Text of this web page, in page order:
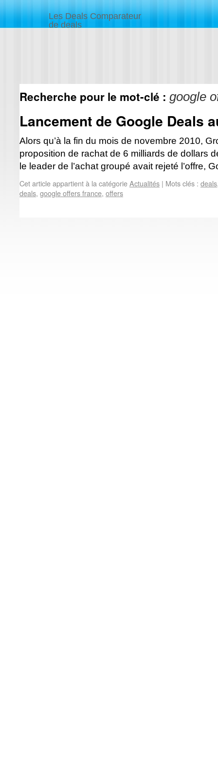
Les Deals Comparateur
de deals
Recherche pour le mot-clé : google
Lancement de Google Deals
Alors qu’à la fin du mois de novembre 2010,
proposition de rachat de 6 milliards de dollars
le leader de l’achat groupé avait rejeté l’offre,
Cet article appartient à la catégorieActualités | Mots clés : deals
deals, google offers france, offers